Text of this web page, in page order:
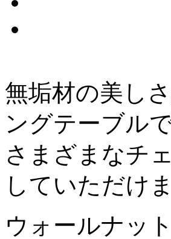
無垢材の美し
ングテーブルで
さまざまなチ
していただけま
ウォールナッ